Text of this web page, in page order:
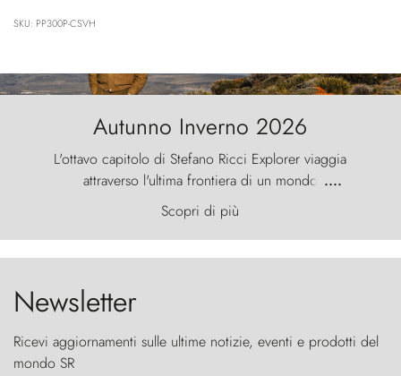
SKU: PP300P-CSVH
Autunno Inverno 2026
L'ottavo capitolo di Stefano Ricci Explorer viaggia
attraverso l'ultima frontiera di un mondo
primordiale, dove il vento scolpisce la natura con
furia ancestrale e le Torres del Paine sfidano il
cielo come sentinelle di pietra.
....
Scopri di più
Newsletter
Ricevi aggiornamenti sulle ultime notizie, eventi e prodotti del
mondo SR